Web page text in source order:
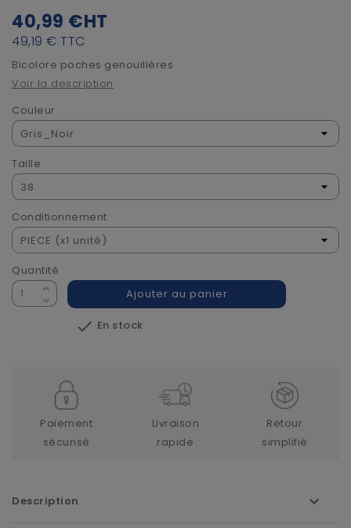
40,99 €HT
49,19 € TTC
Bicolore poches genouillères
Voir la description
Couleur
Taille
Conditionnement
Quantité
Ajouter au panier
 En stock
Paiement
sécurisé
Livraison
rapide
Retour
simplifié
Description